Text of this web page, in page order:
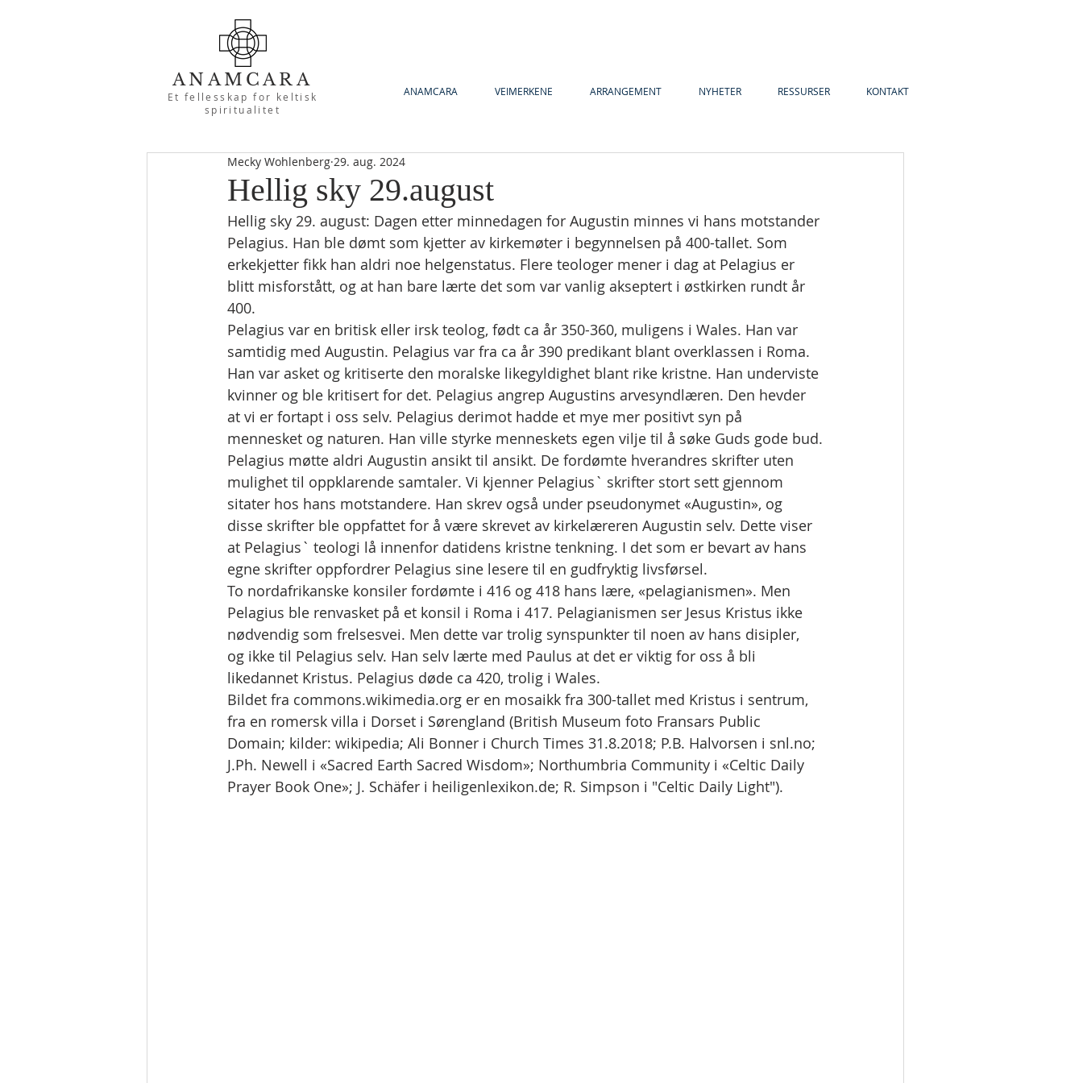
ANAMCARA
Et fellesskap for keltisk
spiritualitet
ANAMCARA VEIMERKENE ARRANGEMENT NYHETER RESSURSER KONTAKT
Hellig sky 29.august
Mecky Wohlenberg 29. aug. 2024
Hellig sky 29. august: Dagen etter minnedagen for Augustin minnes vi hans motstander
Pelagius. Han ble dømt som kjetter av kirkemøter i begynnelsen på 400-tallet. Som
erkekjetter fikk han aldri noe helgenstatus. Flere teologer mener i dag at Pelagius er
blitt misforstått, og at han bare lærte det som var vanlig akseptert i østkirken rundt år
400.
Pelagius var en britisk eller irsk teolog, født ca år 350-360, muligens i Wales. Han var
samtidig med Augustin. Pelagius var fra ca år 390 predikant blant overklassen i Roma.
Han var asket og kritiserte den moralske likegyldighet blant rike kristne. Han underviste
kvinner og ble kritisert for det. Pelagius angrep Augustins arvesyndlæren. Den hevder
at vi er fortapt i oss selv. Pelagius derimot hadde et mye mer positivt syn på
mennesket og naturen. Han ville styrke menneskets egen vilje til å søke Guds gode bud.
Pelagius møtte aldri Augustin ansikt til ansikt. De fordømte hverandres skrifter uten
mulighet til oppklarende samtaler. Vi kjenner Pelagius` skrifter stort sett gjennom
sitater hos hans motstandere. Han skrev også under pseudonymet «Augustin», og
disse skrifter ble oppfattet for å være skrevet av kirkelæreren Augustin selv. Dette viser
at Pelagius` teologi lå innenfor datidens kristne tenkning. I det som er bevart av hans
egne skrifter oppfordrer Pelagius sine lesere til en gudfryktig livsførsel.
To nordafrikanske konsiler fordømte i 416 og 418 hans lære, «pelagianismen». Men
Pelagius ble renvasket på et konsil i Roma i 417. Pelagianismen ser Jesus Kristus ikke
nødvendig som frelsesvei. Men dette var trolig synspunkter til noen av hans disipler,
og ikke til Pelagius selv. Han selv lærte med Paulus at det er viktig for oss å bli
likedannet Kristus. Pelagius døde ca 420, trolig i Wales.
Bildet fra commons.wikimedia.org er en mosaikk fra 300-tallet med Kristus i sentrum,
fra en romersk villa i Dorset i Sørengland (British Museum foto Fransars Public
Domain; kilder: wikipedia; Ali Bonner i Church Times 31.8.2018; P.B. Halvorsen i snl.no;
J.Ph. Newell i «Sacred Earth Sacred Wisdom»; Northumbria Community i «Celtic Daily
Prayer Book One»; J. Schäfer i heiligenlexikon.de; R. Simpson i "Celtic Daily Light").